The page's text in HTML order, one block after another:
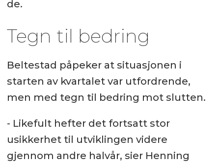
de.
Tegn til bedring
Beltestad påpeker at situasjonen i
starten av kvartalet var utfordrende,
men med tegn til bedring mot slutten.
- Likefult hefter det fortsatt stor
usikkerhet til utviklingen videre
gjennom andre halvår, sier Henning